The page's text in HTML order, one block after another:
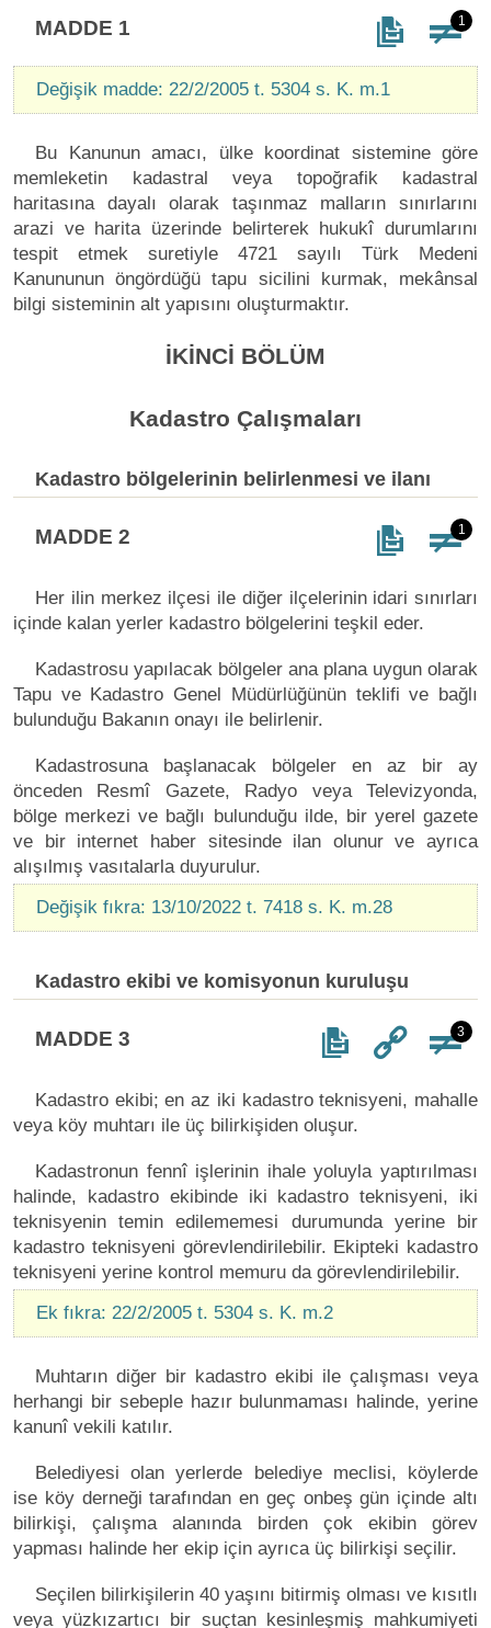
MADDE 1 1
Değişik madde: 22/2/2005 t. 5304 s. K. m.1
Bu Kanunun amacı, ülke koordinat sistemine göre
memleketin kadastral veya topoğrafik kadastral
haritasına dayalı olarak taşınmaz malların sınırlarını
arazi ve harita üzerinde belirterek hukukî durumlarını
tespit etmek suretiyle 4721 sayılı Türk Medeni
Kanununun öngördüğü tapu sicilini kurmak, mekânsal
bilgi sisteminin alt yapısını oluşturmaktır.
İKİNCİ BÖLÜM
Kadastro Çalışmaları
Kadastro bölgelerinin belirlenmesi ve ilanı
MADDE 2 1
Her ilin merkez ilçesi ile diğer ilçelerinin idari sınırları
içinde kalan yerler kadastro bölgelerini teşkil eder.
Kadastrosu yapılacak bölgeler ana plana uygun olarak
Tapu ve Kadastro Genel Müdürlüğünün teklifi ve bağlı
bulunduğu Bakanın onayı ile belirlenir.
Kadastrosuna başlanacak bölgeler en az bir ay
önceden Resmî Gazete, Radyo veya Televizyonda,
bölge merkezi ve bağlı bulunduğu ilde, bir yerel gazete
ve bir internet haber sitesinde ilan olunur ve ayrıca
alışılmış vasıtalarla duyurulur.
Değişik fıkra: 13/10/2022 t. 7418 s. K. m.28
Kadastro ekibi ve komisyonun kuruluşu
MADDE 3 3
Kadastro ekibi; en az iki kadastro teknisyeni, mahalle
veya köy muhtarı ile üç bilirkişiden oluşur.
Kadastronun fennî işlerinin ihale yoluyla yaptırılması
halinde, kadastro ekibinde iki kadastro teknisyeni, iki
teknisyenin temin edilememesi durumunda yerine bir
kadastro teknisyeni görevlendirilebilir. Ekipteki kadastro
teknisyeni yerine kontrol memuru da görevlendirilebilir.
Ek fıkra: 22/2/2005 t. 5304 s. K. m.2
Muhtarın diğer bir kadastro ekibi ile çalışması veya
herhangi bir sebeple hazır bulunmaması halinde, yerine
kanunî vekili katılır.
Belediyesi olan yerlerde belediye meclisi, köylerde
ise köy derneği tarafından en geç onbeş gün içinde altı
bilirkişi, çalışma alanında birden çok ekibin görev
yapması halinde her ekip için ayrıca üç bilirkişi seçilir.
Seçilen bilirkişilerin 40 yaşını bitirmiş olması ve kısıtlı
veya yüzkızartıcı bir suçtan kesinleşmiş mahkumiyeti